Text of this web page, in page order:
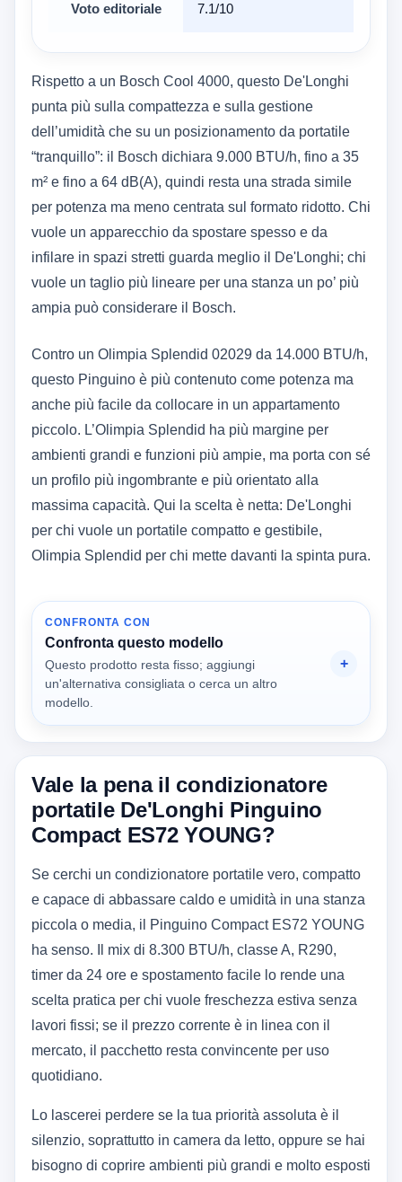
Voto editoriale 7.1/10
Rispetto a un Bosch Cool 4000, questo De'Longhi
punta più sulla compattezza e sulla gestione
dell’umidità che su un posizionamento da portatile
“tranquillo”: il Bosch dichiara 9.000 BTU/h, fino a 35
m² e fino a 64 dB(A), quindi resta una strada simile
per potenza ma meno centrata sul formato ridotto. Chi
vuole un apparecchio da spostare spesso e da
infilare in spazi stretti guarda meglio il De'Longhi; chi
vuole un taglio più lineare per una stanza un po’ più
ampia può considerare il Bosch.
Contro un Olimpia Splendid 02029 da 14.000 BTU/h,
questo Pinguino è più contenuto come potenza ma
anche più facile da collocare in un appartamento
piccolo. L’Olimpia Splendid ha più margine per
ambienti grandi e funzioni più ampie, ma porta con sé
un profilo più ingombrante e più orientato alla
massima capacità. Qui la scelta è netta: De'Longhi
per chi vuole un portatile compatto e gestibile,
Olimpia Splendid per chi mette davanti la spinta pura.
CONFRONTA CON
Confronta questo modello
Questo prodotto resta fisso; aggiungi
un'alternativa consigliata o cerca un altro
modello.
Vale la pena il condizionatore
portatile De'Longhi Pinguino
Compact ES72 YOUNG?
Se cerchi un condizionatore portatile vero, compatto
e capace di abbassare caldo e umidità in una stanza
piccola o media, il Pinguino Compact ES72 YOUNG
ha senso. Il mix di 8.300 BTU/h, classe A, R290,
timer da 24 ore e spostamento facile lo rende una
scelta pratica per chi vuole freschezza estiva senza
lavori fissi; se il prezzo corrente è in linea con il
mercato, il pacchetto resta convincente per uso
quotidiano.
Lo lascerei perdere se la tua priorità assoluta è il
silenzio, soprattutto in camera da letto, oppure se hai
bisogno di coprire ambienti più grandi e molto esposti